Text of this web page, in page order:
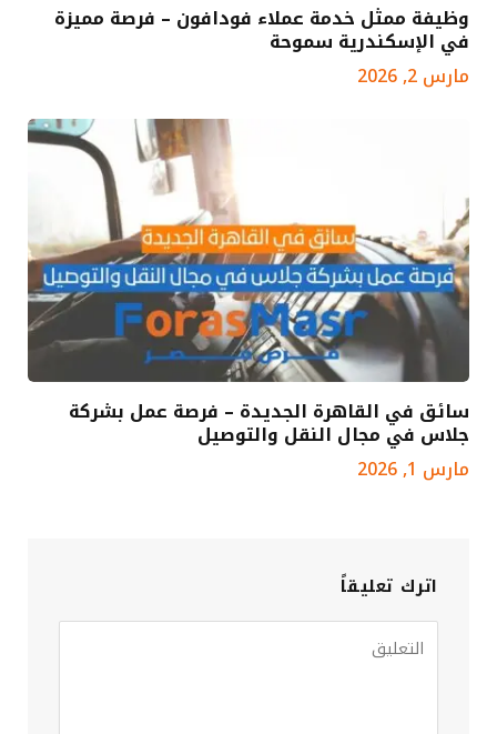
وظيفة ممثل خدمة عملاء فودافون – فرصة مميزة
في الإسكندرية سموحة
مارس 2, 2026
سائق في القاهرة الجديدة – فرصة عمل بشركة
جلاس في مجال النقل والتوصيل
مارس 1, 2026
اترك تعليقاً